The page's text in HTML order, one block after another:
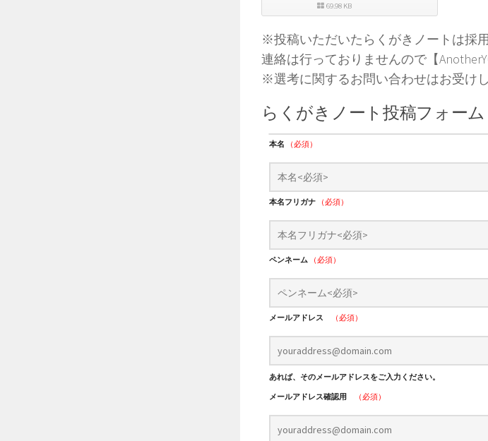
69.98 KB
※投稿いただいたらくがきノートは採
連絡は行っておりませんので【
※選考に関するお問い合わせはお受け
らくがきノート投稿フォーム
本名 （必須）
本名フリガナ （必須）
ペンネーム （必須）
メールアドレス （必須）
あれば、そのメールアドレスをご入力ください。
メールアドレス確認用
（必須）